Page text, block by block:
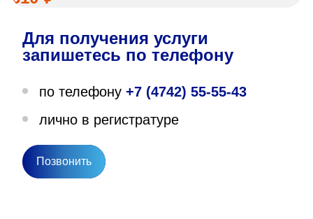
О нас
Направления деятельности
Для получения услуги
запишетесь по телефону
по телефону +7 (4742) 55-55-43
лично в регистратуре
Позвонить